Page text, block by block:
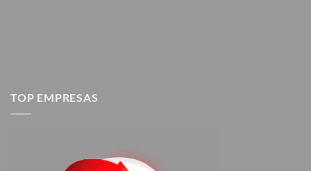
TOP EMPRESAS